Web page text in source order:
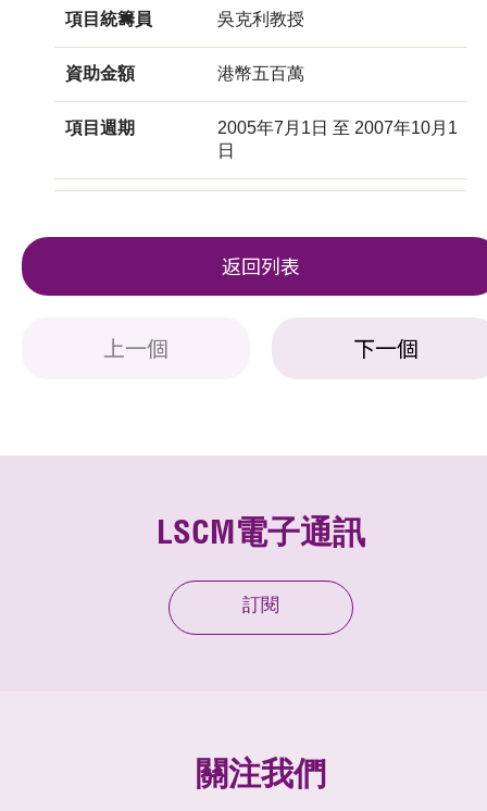
項目統籌員 吳克利教授
資助金額 港幣五百萬
項目週期
2005年7月1日 至 2007年10月1
日
返回列表
上一個 下一個
LSCM電子通訊
訂閱
關注我們